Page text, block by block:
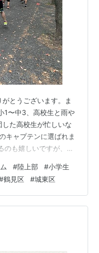
とうございます。ま
1〜中3、高校生と雨や
た高校生が忙しいな
キャプテンに選ばれま
のも嬉しいですが、競
も嬉しく、誇らしく
でいることが少しで
。これから色々な経
なる経験です！全力
ームを作りました
験申込…
#陸上部 #小学生
鶴見区 #城東区